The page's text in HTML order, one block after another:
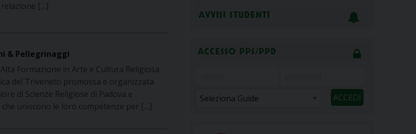
relazione […]
& Pellegrinaggi
Alta Formazione in Arte e Cultura Religiosa
del Triveneto promossa e organizzata
di Scienze Religiose di Padova e
uniscono le loro competenze per […]
AVVISI STUDENTI
ACCESSO PPS/PPD